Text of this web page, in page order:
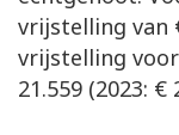
vrijstelling van
vrijstelling
21.559 (2023: €